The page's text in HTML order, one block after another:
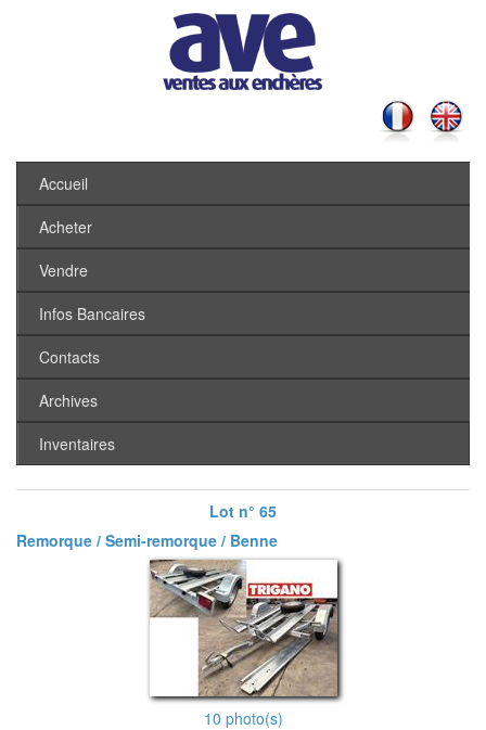
Accueil
Acheter
Vendre
Infos Bancaires
Contacts
Archives
Inventaires
Lot n° 65
Remorque / Semi-remorque / Benne
10 photo(s)